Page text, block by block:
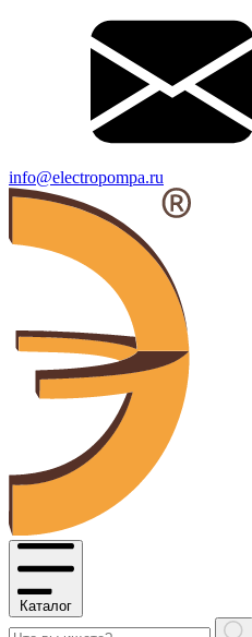
info@electropompa.ru
Каталог